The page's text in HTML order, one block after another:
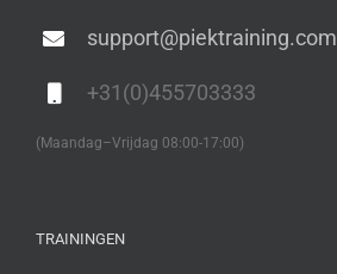
support@piektraining.com
+31(0)455703333
(Maandag–Vrijdag 08:00-17:00)
TRAININGEN